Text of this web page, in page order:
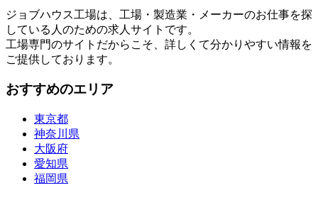
ジョブハウス工場は、工場・製造業・メーカーのお仕事を探
している人のための求人サイトです。
工場専門のサイトだからこそ、詳しくて分かりやすい情報を
ご提供しております。
おすすめのエリア
東京都
神奈川県
大阪府
愛知県
福岡県